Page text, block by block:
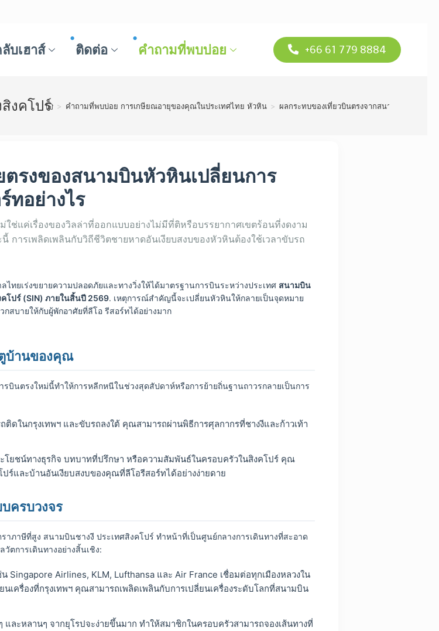
บเฮาส์ ติดต่อ คำถามที่พบบ่อย +66 61 779 8884
งคโปร์ > คำถามที่พบบ่อย การเกษียณอายุของคุณในประเทศไทย หัวหิน > ผลกระทบของเที่ยวบินตรงจากสนามบินหัวหินไป
ตรงของสนามบินหัวหินเปลี่ยนการ
ทอย่างไร
ช่แค่เรื่องของวิลล่าที่ออกแบบอย่างไม่มีที่ติหรือบรรยากาศเขตร้อนที่งดงาม
การเพลิดเพลินกับวิถีชีวิตชายหาดอันเงียบสงบของหัวหินต้องใช้เวลาขับรถ
ไทยเร่งขยายความปลอดภัยและทางวิ่งให้ได้มาตรฐานการบินระหว่างประเทศ สนามบิน
โปร์ (SIN) ภายในสิ้นปี 2569. เหตุการณ์สำคัญนี้จะเปลี่ยนหัวหินให้กลายเป็นจุดหมาย
สบายให้กับผู้พักอาศัยที่ลีโอ รีสอร์ทได้อย่างมาก
ตูบ้านของคุณ
บินตรงใหม่นี้ทำให้การหลีกหนีในช่วงสุดสัปดาห์หรือการย้ายถิ่นฐานถาวรกลายเป็นการ
ติดในกรุงเทพฯ และขับรถลงใต้ คุณสามารถผ่านพิธีการศุลกากรที่ชางงีและก้าวเท้า
ยชน์ทางธุรกิจ บทบาทที่ปรึกษา หรือความสัมพันธ์ในครอบครัวในสิงคโปร์ คุณ
ร์และบ้านอันเงียบสงบของคุณที่ลีโอรีสอร์ทได้อย่างง่ายดาย
ครบวงจร
ภาษีที่สูง สนามบินชางงี ประเทศสิงคโปร์ ทำหน้าที่เป็นศูนย์กลางการเดินทางที่สะอาด
ตการเดินทางอย่างสิ้นเชิง:
Singapore Airlines, KLM, Lufthansa และ Air France เชื่อมต่อทุกเมืองหลวงใน
เครื่องที่กรุงเทพฯ คุณสามารถเพลิดเพลินกับการเปลี่ยนเครื่องระดับโลกที่สนามบิน
และหลานๆ จากยุโรปจะง่ายขึ้นมาก ทำให้สมาชิกในครอบครัวสามารถจองเส้นทางที่